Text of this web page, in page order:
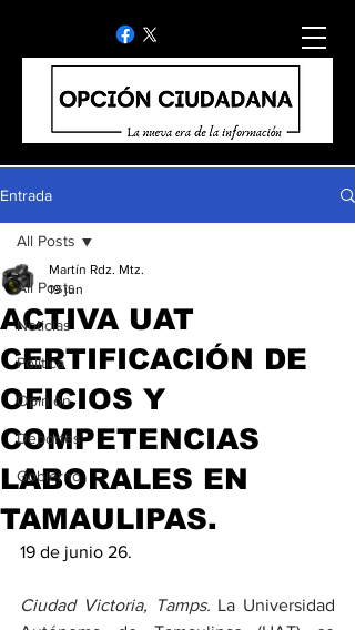
Entrada
All Posts
Noticias
Politica
Opinion
Deportes
Gobierno
All Posts
ACTIVA UAT
CERTIFICACIÓN DE
OFICIOS Y
COMPETENCIAS
LABORALES EN
TAMAULIPAS.
Martín Rdz. Mtz.
19 jun
19 de junio 26.
Ciudad Victoria, Tamps. La Universidad